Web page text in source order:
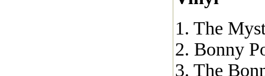
1. The
2. Bonny
3. The